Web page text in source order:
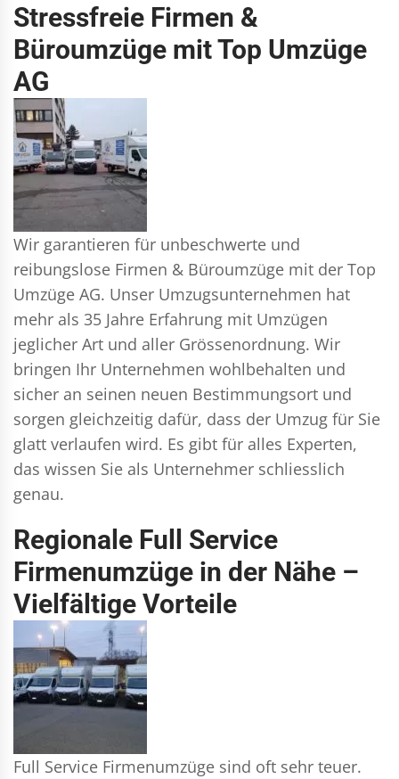
Stressfreie Firmen &
Büroumzüge mit Top Umzüge
AG
Wir garantieren für unbeschwerte und
reibungslose Firmen & Büroumzüge mit der Top
Umzüge AG. Unser Umzugsunternehmen hat
mehr als 35 Jahre Erfahrung mit Umzügen
jeglicher Art und aller Grössenordnung. Wir
bringen Ihr Unternehmen wohlbehalten und
sicher an seinen neuen Bestimmungsort und
sorgen gleichzeitig dafür, dass der Umzug für Sie
glatt verlaufen wird. Es gibt für alles Experten,
das wissen Sie als Unternehmer schliesslich
genau.
Regionale Full Service
Firmenumzüge in der Nähe –
Vielfältige Vorteile
Full Service Firmenumzüge sind oft sehr teuer.